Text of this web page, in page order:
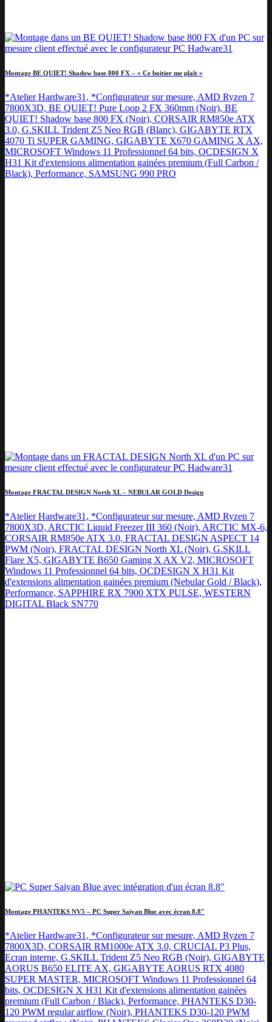
Montage BE QUIET! Shadow base 800 FX – « Ce boitier me plaît »
*Atelier Hardware31, *Configurateur sur mesure, AMD Ryzen 7
7800X3D, BE QUIET! Pure Loop 2 FX 360mm (Noir), BE
QUIET! Shadow base 800 FX (Noir), CORSAIR RM850e ATX
3.0, G.SKILL Trident Z5 Neo RGB (Blanc), GIGABYTE RTX
4070 Ti SUPER GAMING, GIGABYTE X670 GAMING X AX,
MICROSOFT Windows 11 Professionnel 64 bits, OCDESIGN X
H31 Kit d'extensions alimentation gainées premium (Full Carbon /
Black), Performance, SAMSUNG 990 PRO
Montage FRACTAL DESIGN North XL – NEBULAR GOLD Design
*Atelier Hardware31, *Configurateur sur mesure, AMD Ryzen 7
7800X3D, ARCTIC Liquid Freezer III 360 (Noir), ARCTIC MX-6,
CORSAIR RM850e ATX 3.0, FRACTAL DESIGN ASPECT 14
PWM (Noir), FRACTAL DESIGN North XL (Noir), G.SKILL
Flare X5, GIGABYTE B650 Gaming X AX V2, MICROSOFT
Windows 11 Professionnel 64 bits, OCDESIGN X H31 Kit
d'extensions alimentation gainées premium (Nebular Gold / Black),
Performance, SAPPHIRE RX 7900 XTX PULSE, WESTERN
DIGITAL Black SN770
Montage PHANTEKS NV5 – PC Super Saiyan Blue avec écran 8.8″
*Atelier Hardware31, *Configurateur sur mesure, AMD Ryzen 7
7800X3D, CORSAIR RM1000e ATX 3.0, CRUCIAL P3 Plus,
Ecran interne, G.SKILL Trident Z5 Neo RGB (Noir), GIGABYTE
AORUS B650 ELITE AX, GIGABYTE AORUS RTX 4080
SUPER MASTER, MICROSOFT Windows 11 Professionnel 64
bits, OCDESIGN X H31 Kit d'extensions alimentation gainées
premium (Full Carbon / Black), Performance, PHANTEKS D30-
120 PWM regular airflow (Noir), PHANTEKS D30-120 PWM